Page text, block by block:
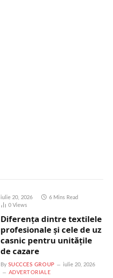
iulie 20, 2026
6 Mins Read
0 Views
Diferența dintre textilele
profesionale și cele de uz
casnic pentru unitățile
de cazare
By SUCCCES GROUP
iulie 20, 2026
ADVERTORIALE